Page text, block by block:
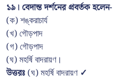
১৯। বেদান্ত দর্শনের প্রবর্তক হলেন-
(ক) শঙ্করাচার্য
(খ) গৌড়পাদ
(গ) গৌড়পাদ
(ঘ) মহর্ষি বাদরায়ণ।
উত্তরঃ(ঘ) মহর্ষি বাদরায়ণ ✓